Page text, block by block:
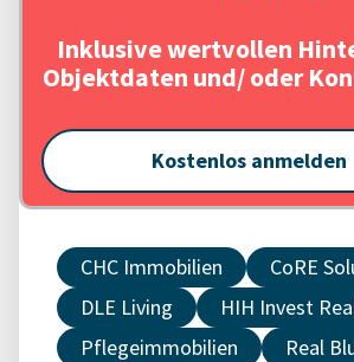
Inklusive wertvollen
Objektdaten und/ oder
Kostenlos anmelden
CHC Immobilien
CoRE
DLE Living
HIH Invest
Pflegeimmobilien
Real